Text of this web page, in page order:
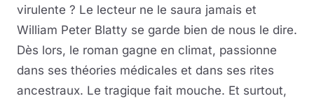
virulente ? Le lecteur ne le saura jamais et
William Peter Blatty se garde bien de nous le dire.
Dès lors, le roman gagne en climat, passionne
dans ses théories médicales et dans ses rites
ancestraux. Le tragique fait mouche. Et surtout,